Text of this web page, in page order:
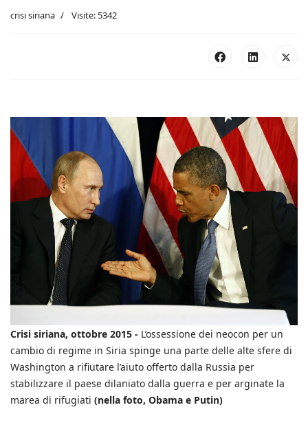
crisi siriana Visite: 5342
Crisi siriana, ottobre 2015 - L’ossessione dei neocon per un
cambio di regime in Siria spinge una parte delle alte sfere di
Washington a rifiutare l’aiuto offerto dalla Russia per
stabilizzare il paese dilaniato dalla guerra e per arginate la
marea di rifugiati (nella foto, Obama e Putin)